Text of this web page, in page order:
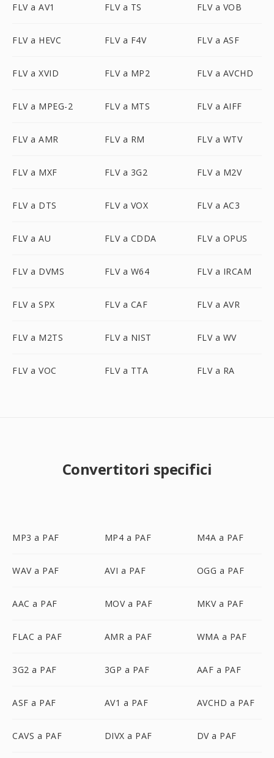
FLV a AV1 FLV a TS FLV a VOB
FLV a HEVC FLV a F4V FLV a ASF
FLV a XVID FLV a MP2 FLV a AVCHD
FLV a MPEG-2 FLV a MTS FLV a AIFF
FLV a AMR FLV a RM FLV a WTV
FLV a MXF FLV a 3G2 FLV a M2V
FLV a DTS FLV a VOX FLV a AC3
FLV a AU FLV a CDDA FLV a OPUS
FLV a DVMS FLV a W64 FLV a IRCAM
FLV a SPX FLV a CAF FLV a AVR
FLV a M2TS FLV a NIST FLV a WV
FLV a VOC FLV a TTA FLV a RA
Convertitori specifici
MP3 a PAF MP4 a PAF M4A a PAF
WAV a PAF AVI a PAF OGG a PAF
AAC a PAF MOV a PAF MKV a PAF
FLAC a PAF AMR a PAF WMA a PAF
3G2 a PAF 3GP a PAF AAF a PAF
ASF a PAF AV1 a PAF AVCHD a PAF
CAVS a PAF DIVX a PAF DV a PAF